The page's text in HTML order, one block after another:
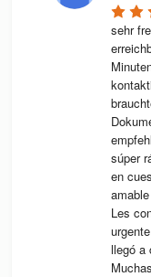
sehr
súper
en
Les
llegó a